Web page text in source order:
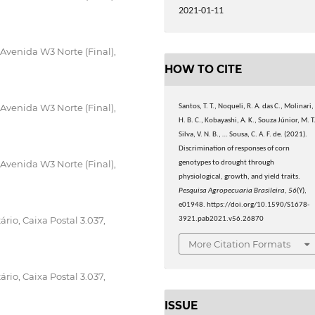
W3 Norte (Final),
W3 Norte (Final),
W3 Norte (Final),
Caixa Postal 3.037,
Caixa Postal 3.037,
2021-01-11
HOW TO CITE
Santos, T. T., Noqueli, R. A. das C., Molinari,
H. B. C., Kobayashi, A. K., Souza Júnior, M.
Silva, V. N. B., … Sousa, C. A. F. de. (2021).
Discrimination of responses of corn
genotypes to drought through
physiological, growth, and yield traits.
Pesquisa Agropecuaria Brasileira,56(Y),
e01948. https://doi.org/10.1590/S1678-
3921.pab2021.v56.26870
More Citation Formats
ISSUE